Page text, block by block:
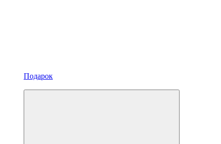
Подарок